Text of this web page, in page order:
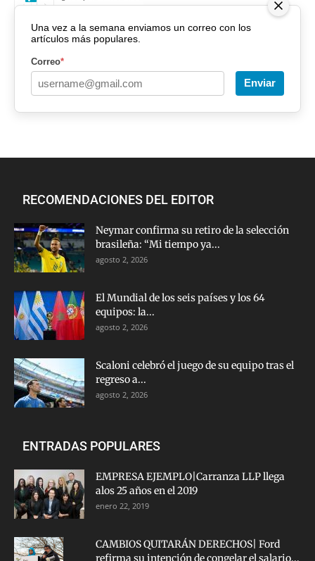
Una vez a la semana enviamos un correo con los
artículos más populares.
Correo*
Enviar
RECOMENDACIONES DEL EDITOR
Neymar confirma su retiro de la selección
brasileña: “Mi tiempo ya...
agosto 2, 2026
El Mundial de los seis países y los 64
equipos: la...
agosto 2, 2026
Scaloni celebró el juego de su equipo tras el
regreso a...
agosto 2, 2026
ENTRADAS POPULARES
EMPRESA EJEMPLO|Carranza LLP llega
alos 25 años en el 2019
enero 22, 2019
CAMBIOS QUITARÁN DERECHOS| Ford
refirma su intención de congelar el salario...